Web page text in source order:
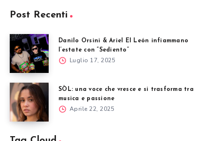
Post Recenti
Danilo Orsini & Ariel El León infiammano
l’estate con “Sediento”
Luglio 17, 2025
SÒL: una voce che vresce e si trasforma tra
musica e passione
Aprile 22, 2025